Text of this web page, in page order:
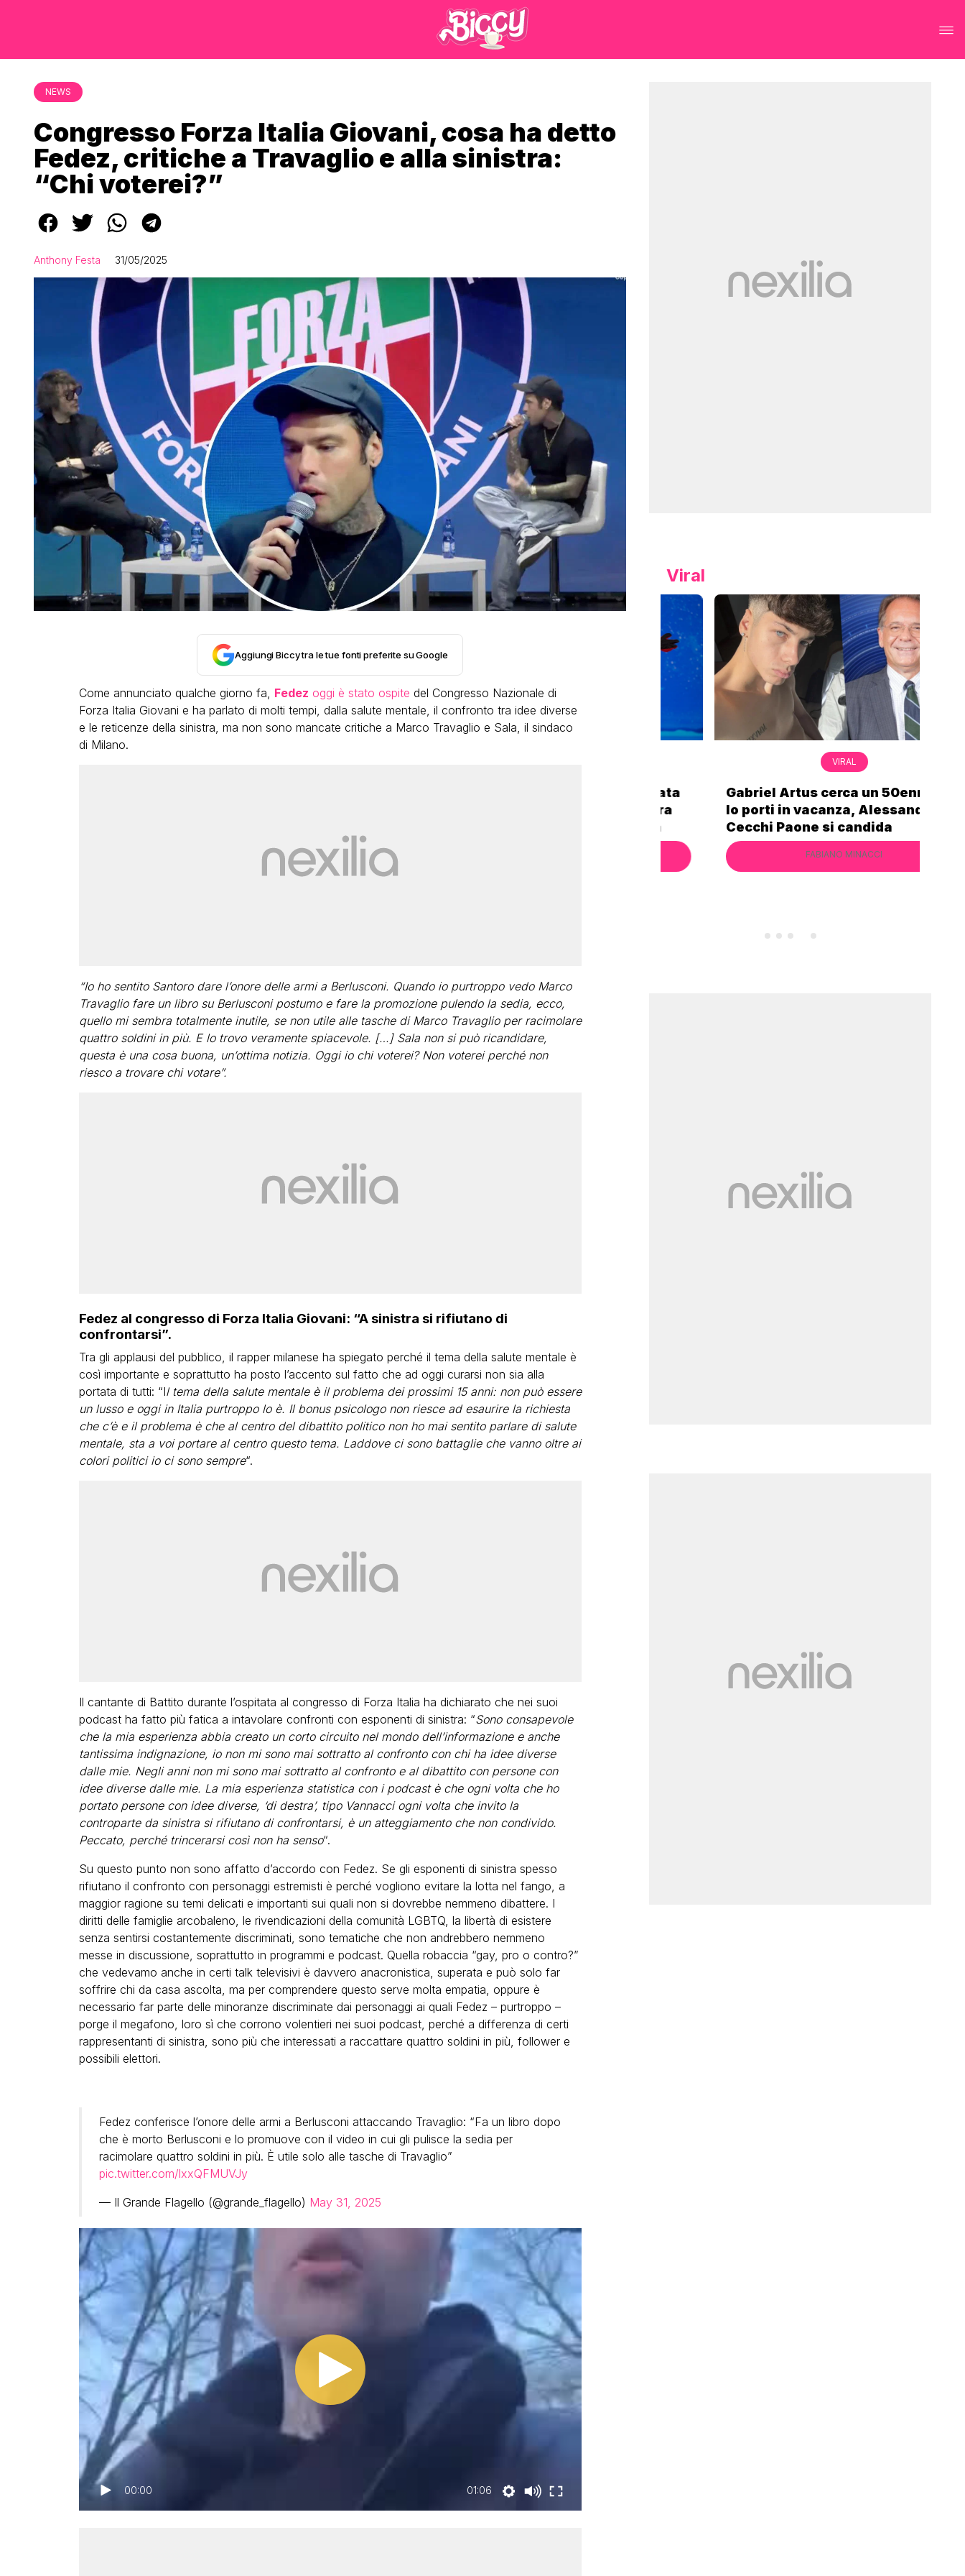
NEWS
Congresso Forza Italia Giovani, cosa ha detto
Fedez, critiche a Travaglio e alla sinistra:
“Chi voterei?”
Anthony Festa 31/05/2025
Aggiungi Biccy tra le tue fonti preferite su Google
Come annunciato qualche giorno fa, Fedez oggi è stato ospite del Congresso Nazionale di
Forza Italia Giovani e ha parlato di molti tempi, dalla salute mentale, il confronto tra idee diverse
e le reticenze della sinistra, ma non sono mancate critiche a Marco Travaglio e Sala, il sindaco
di Milano.
“Io ho sentito Santoro dare l’onore delle armi a Berlusconi. Quando io purtroppo vedo Marco
Travaglio fare un libro su Berlusconi postumo e fare la promozione pulendo la sedia, ecco,
quello mi sembra totalmente inutile, se non utile alle tasche di Marco Travaglio per racimolare
quattro soldini in più. E lo trovo veramente spiacevole. […] Sala non si può ricandidare,
questa è una cosa buona, un’ottima notizia. Oggi io chi voterei? Non voterei perché non
riesco a trovare chi votare”.
Fedez al congresso di Forza Italia Giovani: “A sinistra si rifiutano di
confrontarsi”.
Tra gli applausi del pubblico, il rapper milanese ha spiegato perché il tema della salute mentale è
così importante e soprattutto ha posto l’accento sul fatto che ad oggi curarsi non sia alla
portata di tutti: “Il tema della salute mentale è il problema dei prossimi 15 anni: non può essere
un lusso e oggi in Italia purtroppo lo è. Il bonus psicologo non riesce ad esaurire la richiesta
che c’è e il problema è che al centro del dibattito politico non ho mai sentito parlare di salute
mentale, sta a voi portare al centro questo tema. Laddove ci sono battaglie che vanno oltre ai
colori politici io ci sono sempre“.
Il cantante di Battito durante l’ospitata al congresso di Forza Italia ha dichiarato che nei suoi
podcast ha fatto più fatica a intavolare confronti con esponenti di sinistra: “Sono consapevole
che la mia esperienza abbia creato un corto circuito nel mondo dell’informazione e anche
tantissima indignazione, io non mi sono mai sottratto al confronto con chi ha idee diverse
dalle mie. Negli anni non mi sono mai sottratto al confronto e al dibattito con persone con
idee diverse dalle mie. La mia esperienza statistica con i podcast è che ogni volta che ho
portato persone con idee diverse, ‘di destra’, tipo Vannacci ogni volta che invito la
controparte da sinistra si rifiutano di confrontarsi, è un atteggiamento che non condivido.
Peccato, perché trincerarsi così non ha senso“.
Su questo punto non sono affatto d’accordo con Fedez. Se gli esponenti di sinistra spesso
rifiutano il confronto con personaggi estremisti è perché vogliono evitare la lotta nel fango, a
maggior ragione su temi delicati e importanti sui quali non si dovrebbe nemmeno dibattere. I
diritti delle famiglie arcobaleno, le rivendicazioni della comunità LGBTQ, la libertà di esistere
senza sentirsi costantemente discriminati, sono tematiche che non andrebbero nemmeno
messe in discussione, soprattutto in programmi e podcast. Quella robaccia “gay, pro o contro?”
che vedevamo anche in certi talk televisivi è davvero anacronistica, superata e può solo far
soffrire chi da casa ascolta, ma per comprendere questo serve molta empatia, oppure è
necessario far parte delle minoranze discriminate dai personaggi ai quali Fedez – purtroppo –
porge il megafono, loro sì che corrono volentieri nei suoi podcast, perché a differenza di certi
rappresentanti di sinistra, sono più che interessati a raccattare quattro soldini in più, follower e
possibili elettori.
Fedez conferisce l’onore delle armi a Berlusconi attaccando Travaglio: “Fa un libro dopo
che è morto Berlusconi e lo promuove con il video in cui gli pulisce la sedia per
racimolare quattro soldini in più. È utile solo alle tasche di Travaglio”
pic.twitter.com/lxxQFMUVJy
— Il Grande Flagello (@grande_flagello) May 31, 2025
00:00 01:06
Viral
FABIANO MINACCI
Gabriel Artus cerca un 50enne che
lo porti in vacanza, Alessandro
Cecchi Paone si candida
FABIANO MINACCI